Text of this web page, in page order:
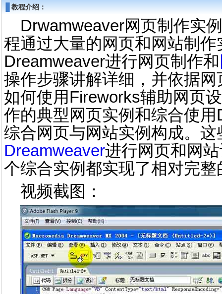
教程介绍：
Drwamweaver网页制作实
程通过大量的网页和网站制
Dreamweaver进行网页制作和
操作步骤讲解详细，并依据
如何使用Fireworks辅助网页
作的典型网页实例和综合使
综合网页与网站实例构成。
Dreamweaver进行网页和网
个综合实例都实现了相对完整
视频截图：